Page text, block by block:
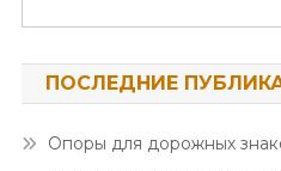
ПОСЛЕДНИЕ
Опоры для дорожных